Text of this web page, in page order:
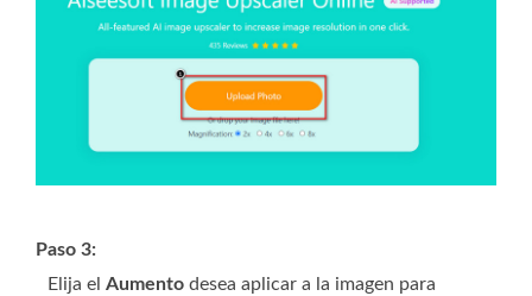
Paso 3:
Elija el Aumento desea aplicar a la imagen para